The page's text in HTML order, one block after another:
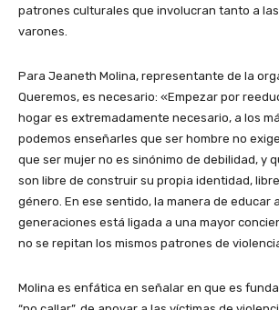
patrones culturales que involucran tanto a
varones.
Para Jeaneth Molina, representante de la
Queremos, es necesario: «Empezar por
hogar es extremadamente necesario, a los
podemos enseñarles que ser hombre no
que ser mujer no es sinónimo de debilidad, y
son libre de construir su propia identidad,
género. En ese sentido, la manera de educar
generaciones está ligada a una mayor
no se repitan los mismos patrones de
Molina es enfática en señalar en que es